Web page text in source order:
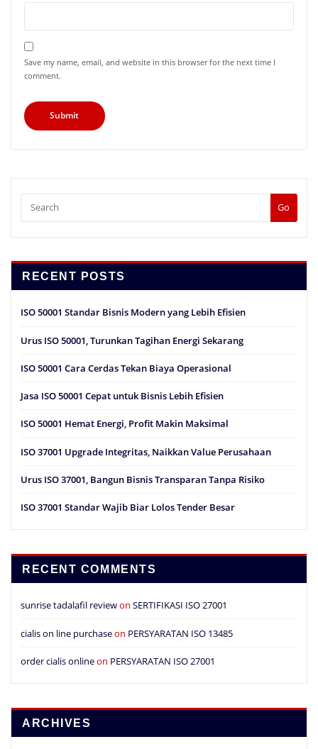
Save my name, email, and website in this browser for the next time I
comment.
Go
RECENT POSTS
ISO 50001 Standar Bisnis Modern yang Lebih Efisien
Urus ISO 50001, Turunkan Tagihan Energi Sekarang
ISO 50001 Cara Cerdas Tekan Biaya Operasional
Jasa ISO 50001 Cepat untuk Bisnis Lebih Efisien
ISO 50001 Hemat Energi, Profit Makin Maksimal
ISO 37001 Upgrade Integritas, Naikkan Value Perusahaan
Urus ISO 37001, Bangun Bisnis Transparan Tanpa Risiko
ISO 37001 Standar Wajib Biar Lolos Tender Besar
RECENT COMMENTS
sunrise tadalafil reviewon SERTIFIKASI ISO 27001
cialis on line purchaseon PERSYARATAN ISO 13485
order cialis onlineon PERSYARATAN ISO 27001
ARCHIVES